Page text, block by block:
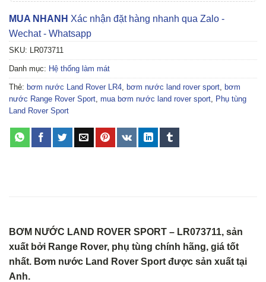
MUA NHANH Xác nhận đặt hàng nhanh qua Zalo -
Wechat - Whatsapp
SKU: LR073711
Danh mục: Hệ thống làm mát
Thẻ: bơm nước Land Rover LR4 bơm nước land rover sport
bơm
nước Range Rover Sport mua bơm nước land rover sport
Phụ tùng
Land Rover Sport
BƠM NƯỚC LAND ROVER SPORT – LR073711, sản
xuất bởi Range Rover, phụ tùng chính hãng, giá tốt
nhất. Bơm nước Land Rover Sport được sản xuất tại
Anh.